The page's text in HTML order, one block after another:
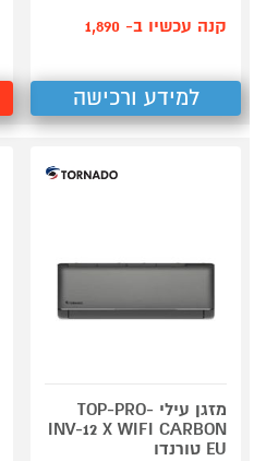
קנה עכשיו ב- 1,890
למידע ורכישה
מזגן עילי TOP-PRO-
INV-12 X WIFI CARBON
EU טורנדו